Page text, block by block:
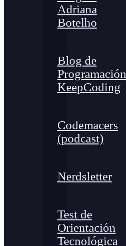
Adriana
Botelho
Blog de
Programación
KeepCoding
Codemacers
(podcast)
Nerdsletter
Test de
Orientación
Tecnológica